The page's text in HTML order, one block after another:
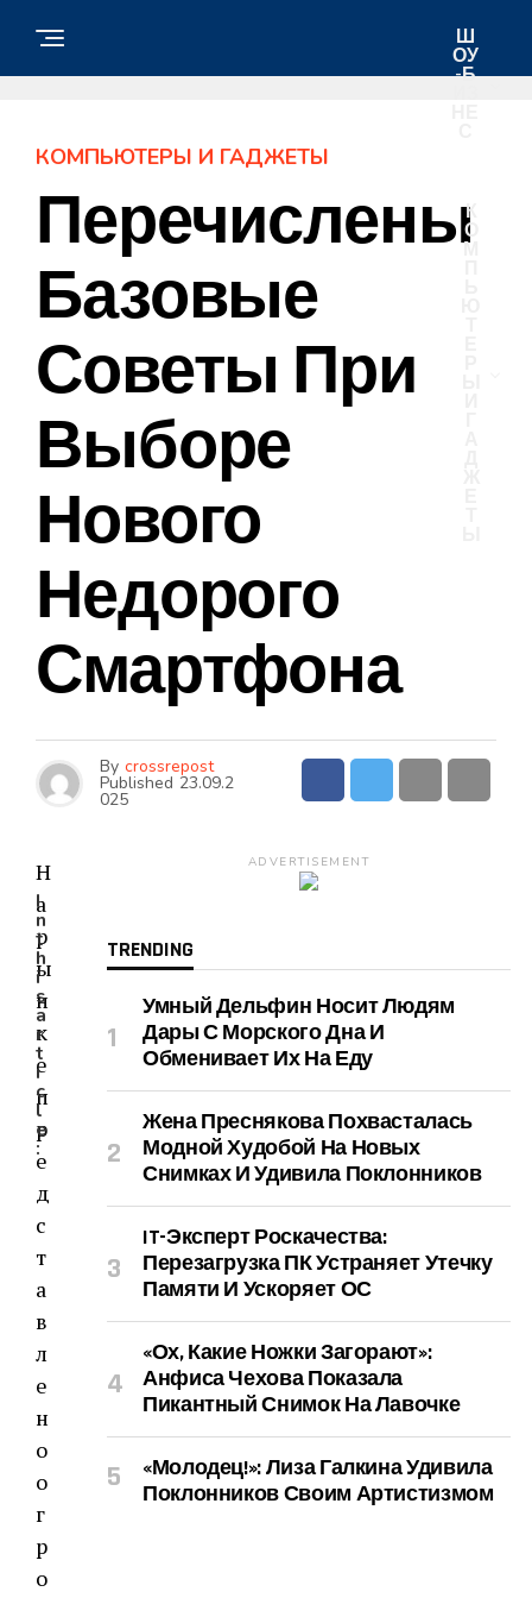
Ш
ОУ
-Б
К
О
М
КОМПЬЮТЕРЫ И ГАДЖЕТЫ
Перечислены
Базовые
Советы При
Выборе
Нового
Недорого
Смартфона
By crossrepost
Published 23.09.2
025
Н
а
р
ы
н
к
е
п
р
е
д
с
т
а
в
л
е
н
о
о
г
р
о
I
n
t
h
i
s
a
r
t
i
c
l
e
:
ADVERTISEMENT
TRENDING
Умный Дельфин Носит Людям
Дары С Морского Дна И
Обменивает Их На Еду
Жена Преснякова Похвасталась
Модной Худобой На Новых
Снимках И Удивила Поклонников
IT-Эксперт Роскачества:
Перезагрузка ПК Устраняет Утечку
Памяти И Ускоряет ОС
«Ох, Какие Ножки Загорают»:
Анфиса Чехова Показала
Пикантный Снимок На Лавочке
«Молодец!»: Лиза Галкина Удивила
Поклонников Своим Артистизмом